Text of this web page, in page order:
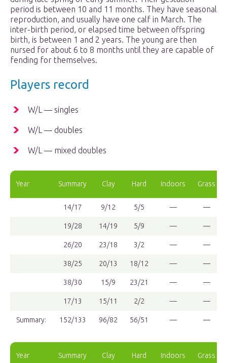
period is between 10 and 11 months. They have seasonal
reproduction, and usually have one calf in March. The
inter-birth period, or elapsed time between offspring
birth, is between 1 and 2 years. The young are then
nursed for about 6 to 8 months until they are capable of
fending for themselves.
Players record
W/L — singles
W/L — doubles
W/L — mixed doubles
Year Summary Clay Hard Indoors Grass
Summary: 152/133 96/82 56/51 — —
14/17 9/12 5/5 — —
19/28 14/19 5/9 — —
26/20 23/18 3/2 — —
38/25 20/13 18/12 — —
38/30 15/9 23/21 — —
17/13 15/11 2/2 — —
Year Summary Clay Hard Indoors Grass